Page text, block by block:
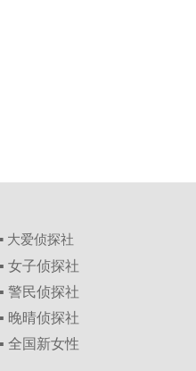
▪ 大爱侦探社
▪ 女子侦探社
▪ 警民侦探社
▪ 晚晴侦探社
▪ 全国新女性